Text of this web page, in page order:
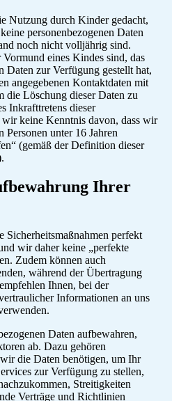
Nutzung durch Kinder gedacht,
personenbezogenen Daten
noch nicht volljährig sind.
eines Kindes sind, das
Daten zur Verfügung gestellt hat,
angegebenen Kontaktdaten mit
die Löschung dieser Daten zu
Inkrafttretens dieser
keine Kenntnis davon, dass wir
Personen unter 16 Jahren
(gemäß der Definition dieser
Ihrer
Sicherheitsmaßnahmen perfekt
wir daher keine „perfekte
Zudem können auch
während der Übertragung
Ihnen, bei der
Informationen an uns
Daten aufbewahren,
ab. Dazu gehören
die Daten benötigen, um Ihr
zur Verfügung zu stellen,
Streitigkeiten
Verträge und Richtlinien